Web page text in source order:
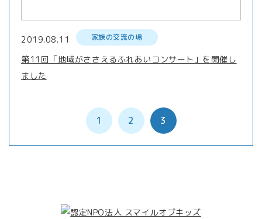
2019.08.11 家族の交流の場
第11回「地域がささえるふれあいコンサート」を開催し
ました
1 2 3